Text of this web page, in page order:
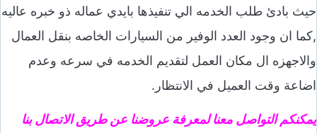
حيث بادئ طلب الخدمه الي تنفيذها بايدي عماله ذو خبره عاليه
,كما ان وجود العدد الوفير من السيارات الخاصه بنقل العمال
والاجهزه ال مكان العمل لتقديم الخدمه في سرعه وعدم
اضاعة وقت العميل في الانتظار.
يمكنكم التواصل معنا لمعرفة عروضنا عن طريق الاتصال بنا